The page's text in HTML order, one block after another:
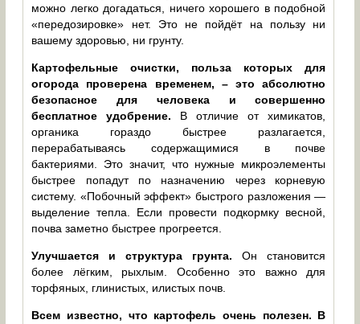
можно легко догадаться, ничего хорошего в подобной
«передозировке» нет. Это не пойдёт на пользу ни
вашему здоровью, ни грунту.
Картофельные очистки, польза которых для
огорода проверена временем, – это абсолютно
безопасное для человека и совершенно
бесплатное удобрение. В отличие от химикатов,
органика гораздо быстрее разлагается,
перерабатываясь содержащимися в почве
бактериями. Это значит, что нужные микроэлементы
быстрее попадут по назначению через корневую
систему. «Побочный эффект» быстрого разложения —
выделение тепла. Если провести подкормку весной,
почва заметно быстрее прогреется.
Улучшается и структура грунта. Он становится
более лёгким, рыхлым. Особенно это важно для
торфяных, глинистых, илистых почв.
Всем известно, что картофель очень полезен. В